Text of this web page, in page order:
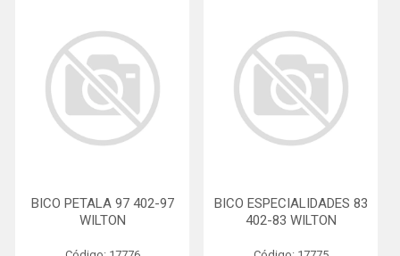
BICO PETALA 97 402-97
WILTON
BICO ESPECIALIDADES 83
402-83 WILTON